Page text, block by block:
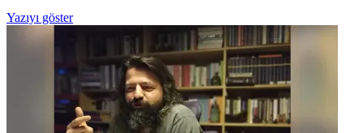
Yazıyı göster